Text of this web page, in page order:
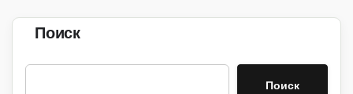
Поиск
Поиск